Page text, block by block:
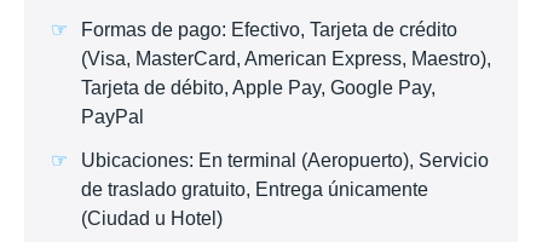
Formas de pago: Efectivo, Tarjeta de crédito
(Visa, MasterCard, American Express, Maestro),
Tarjeta de débito, Apple Pay, Google Pay,
PayPal
Ubicaciones: En terminal (Aeropuerto), Servicio
de traslado gratuito, Entrega únicamente
(Ciudad u Hotel)